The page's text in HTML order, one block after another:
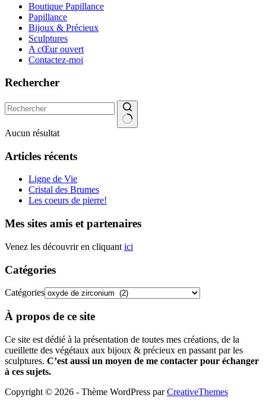
Boutique Papillance
Papillance
Bijoux & Précieux
Sculptures
A cŒur ouvert
Contactez-moi
Rechercher
Aucun résultat
Articles récents
Ligne de Vie
Cristal des Brumes
Les coeurs de pierre!
Mes sites amis et partenaires
Venez les découvrir en cliquant ici
Catégories
Catégories
À propos de ce site
Ce site est dédié à la présentation de toutes mes créations, de la
cueillette des végétaux aux bijoux & précieux en passant par les
sculptures. C’est aussi un moyen de me contacter pour échanger
à ces sujets.
Copyright © 2026 - Thème WordPress parCreativeThemes